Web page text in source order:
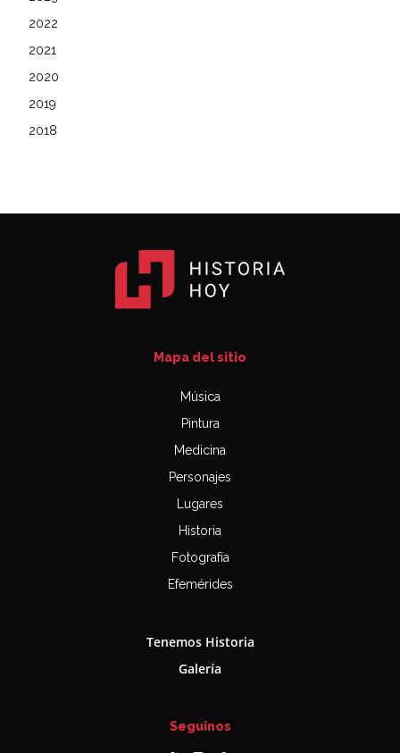
2022
2021
2020
2019
2018
Mapa del sitio
Música
Pintura
Medicina
Personajes
Lugares
Historia
Fotografía
Efemérides
Tenemos Historia
Galería
Seguinos